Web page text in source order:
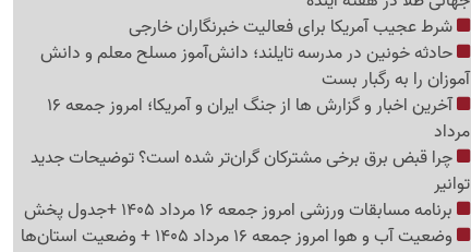
شرط عجیب آمریکا برای فعالیت خبرنگاران خارجی
حادثه خونین در مدرسه تایلند؛ دانش‌آموز مسلح معلم و دانش
آموزان را به رگبار بست
آخرین اخبار و گزارش ها از جنگ ایران و آمریکا؛ امروز جمعه 16
مرداد
چرا قبض برق برخی مشترکان گران‌تر شده است؟ توضیحات جدید
توانیر
برنامه مسابقات ورزشی امروز جمعه 16 مرداد 1405 +جدول پخش
وضعیت آب و هوا امروز جمعه 16 مرداد 1405 + وضعیت استان‌ها